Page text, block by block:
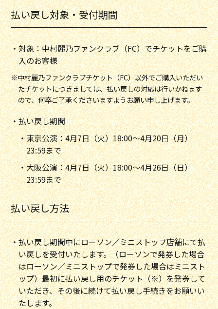
払い戻し対象・受付期間
・対象：中村麗乃ファンクラブ（FC）でチケットをご購
入のお客様
※中村麗乃ファンクラブチケット（FC）以外でご購入いただい
たチケットにつきましては、払い戻しの対応は行いかねます
ので、何卒ご了承くださいますようお願い申し上げます。
・払い戻し期間
・東京公演：4月7日（火）18:00～4月20日（月）
23:59まで
・大阪公演：4月7日（火）18:00〜4月26日（日）
23:59まで
払い戻し方法
・払い戻し期間中にローソン／ミニストップ店舗にて払
い戻しを受付いたします。（ローソンで発券した場合
はローソン／ミニストップで発券した場合はミニスト
ップ）最初に払い戻し用のチケット（※）を発券して
いただき、その後に続けて払い戻し手続きをお願いい
たします。